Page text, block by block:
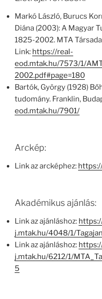
Markó László, Burucs
Diána (2003): A Magyar
1825-2002. MTA
Link: https://real-
eod.mtak.hu/7573/1/
2002.pdf#page=180
Bartók, György (1928)
tudomány. Franklin,
eod.mtak.hu/7901/
Arckép:
Link az arcképhez:
Akadémikus ajánlás:
Link az ajánláshoz:
j.mtak.hu/4048/1/
Link az ajánláshoz:
j.mtak.hu/6212/1/
5